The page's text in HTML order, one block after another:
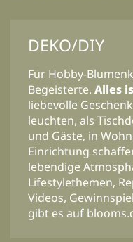
DEKO/DIY
Für Hobby-
Begeisterte. Alles
liebevolle
leuchten, als
und Gäste, in
Einrichtung
lebendige
Lifestylethemen,
Videos,
gibt es auf